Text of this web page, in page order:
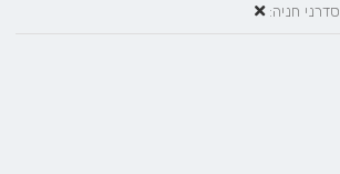
סדרני חניה: